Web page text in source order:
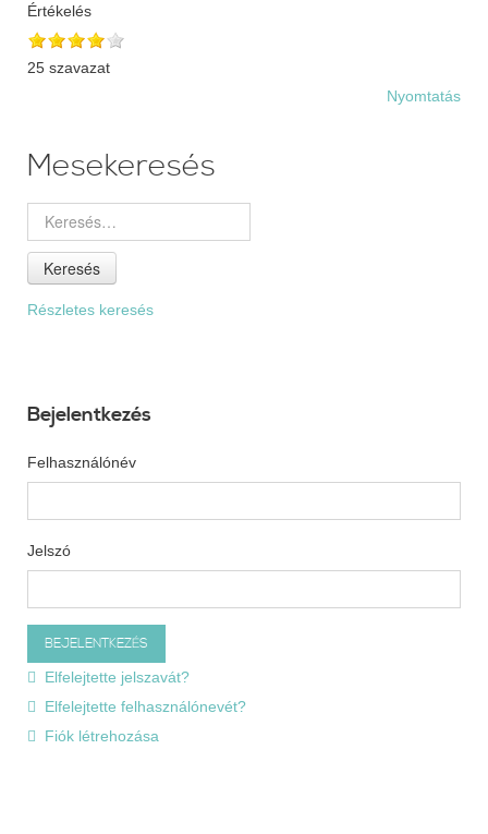
Értékelés
25 szavazat
Nyomtatás
Mesekeresés
Keresés
Részletes keresés
Bejelentkezés
Felhasználónév
Jelszó
Elfelejtette jelszavát?
Elfelejtette felhasználónevét?
Fiók létrehozása